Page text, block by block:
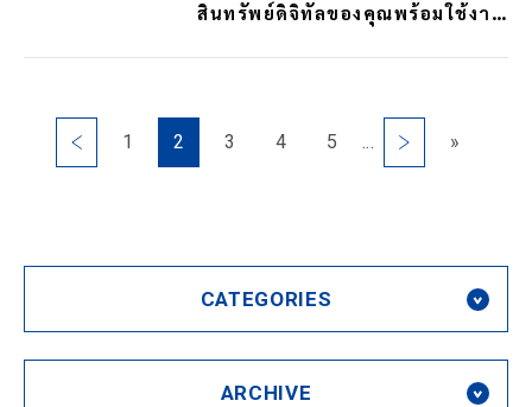
สินทรัพย์ดิจิทัลของคุณพร้อมใช้งาน
1 2 3 4 5 ... »
CATEGORIES
ARCHIVE